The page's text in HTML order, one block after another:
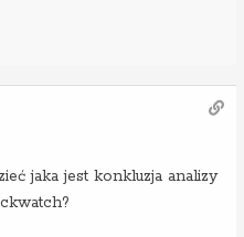
jaka jest konkluzja analizy